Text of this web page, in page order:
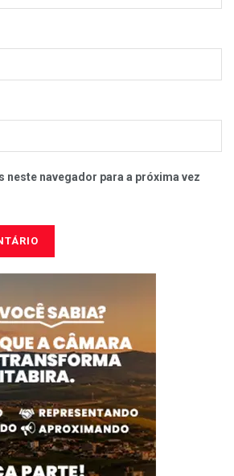
neste navegador para a próxima vez